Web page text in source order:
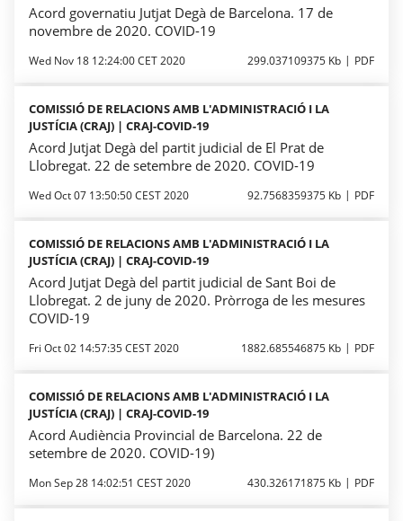
Acord governatiu Jutjat Degà de Barcelona. 17 de
novembre de 2020. COVID-19
Wed Nov 18 12:24:00 CET 2020 299.037109375 Kb PDF
COMISSIÓ DE RELACIONS AMB L'ADMINISTRACIÓ I LA
JUSTÍCIA (CRAJ) | CRAJ-COVID-19
Acord Jutjat Degà del partit judicial de El Prat de
Llobregat. 22 de setembre de 2020. COVID-19
Wed Oct 07 13:50:50 CEST 2020 92.7568359375 Kb PDF
COMISSIÓ DE RELACIONS AMB L'ADMINISTRACIÓ I LA
JUSTÍCIA (CRAJ) | CRAJ-COVID-19
Acord Jutjat Degà del partit judicial de Sant Boi de
Llobregat. 2 de juny de 2020. Pròrroga de les mesures
COVID-19
Fri Oct 02 14:57:35 CEST 2020 1882.685546875 Kb PDF
COMISSIÓ DE RELACIONS AMB L'ADMINISTRACIÓ I LA
JUSTÍCIA (CRAJ) | CRAJ-COVID-19
Acord Audiència Provincial de Barcelona. 22 de
setembre de 2020. COVID-19)
Mon Sep 28 14:02:51 CEST 2020 430.326171875 Kb PDF